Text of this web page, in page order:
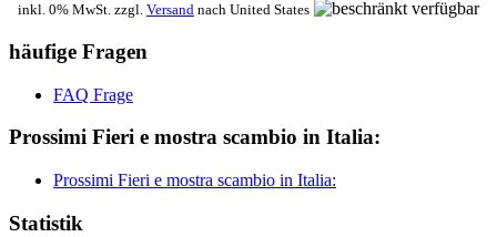
inkl. 0% MwSt. zzgl. Versand nach United States
häufige Fragen
FAQ Frage
Prossimi Fieri e mostra scambio in Italia:
Prossimi Fieri e mostra scambio in Italia:
Statistik